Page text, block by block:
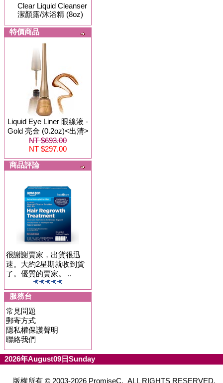
Clear Liquid Cleanser
潔顏露/沐浴精 (8oz)
特價商品
Liquid Eye Liner 眼線液 -
Gold 亮金 (0.2oz)<出清>
NT $693.00
NT $297.00
商品評論
很謝謝賣家，出貨很迅
速。大約2星期就收到貨
了。優質的賣家。 ..
服務台
常見問題
郵寄方式
隱私權保護聲明
聯絡我們
2026年August09日Sunday
版權所有 © 2003-2026 PromiseC. ALL RIGHTS RESERVED.